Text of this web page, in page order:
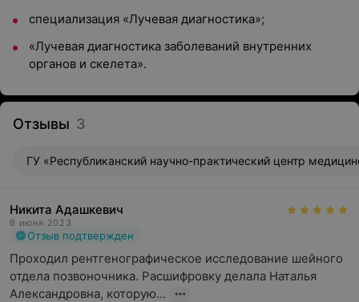
специализация «Лучевая диагностика»;
«Лучевая диагностика заболеваний внутренних
органов и скелета».
Отзывы 3
ГУ «Республиканский научно-практический центр
Никита Адашкевич
6 июня 2023
Отзыв подтвержден
Проходил рентгенографическое исследование шейного
отдела позвоночника. Расшифровку делала Наталья
Александровна, которую...